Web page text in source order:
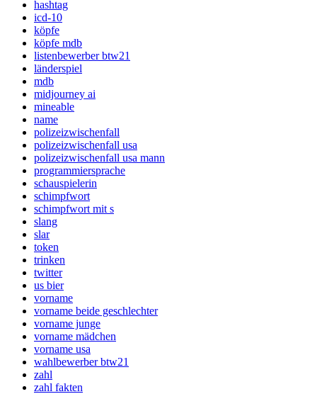
hashtag
icd-10
köpfe
köpfe mdb
listenbewerber btw21
länderspiel
mdb
midjourney ai
mineable
name
polizeizwischenfall
polizeizwischenfall usa
polizeizwischenfall usa mann
programmiersprache
schauspielerin
schimpfwort
schimpfwort mit s
slang
slar
token
trinken
twitter
us bier
vorname
vorname beide geschlechter
vorname junge
vorname mädchen
vorname usa
wahlbewerber btw21
zahl
zahl fakten